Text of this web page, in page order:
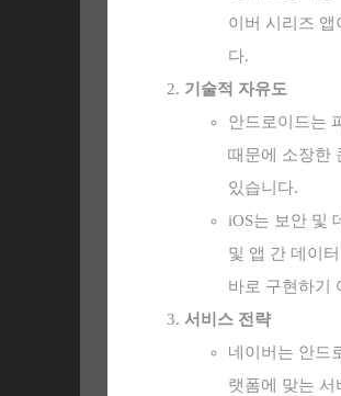
이버 시리즈 앱
다.
기술적 자유도
안드로이드는
때문에 소장한
있습니다.
iOS는 보안 및
및 앱 간 데이
바로 구현하기
서비스 전략
네이버는 안드
랫폼에 맞는 서